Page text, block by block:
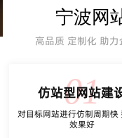
宁波网
高品质 定制化 助
01
仿站型网站建
对目标网站进行仿制周期快
效果好